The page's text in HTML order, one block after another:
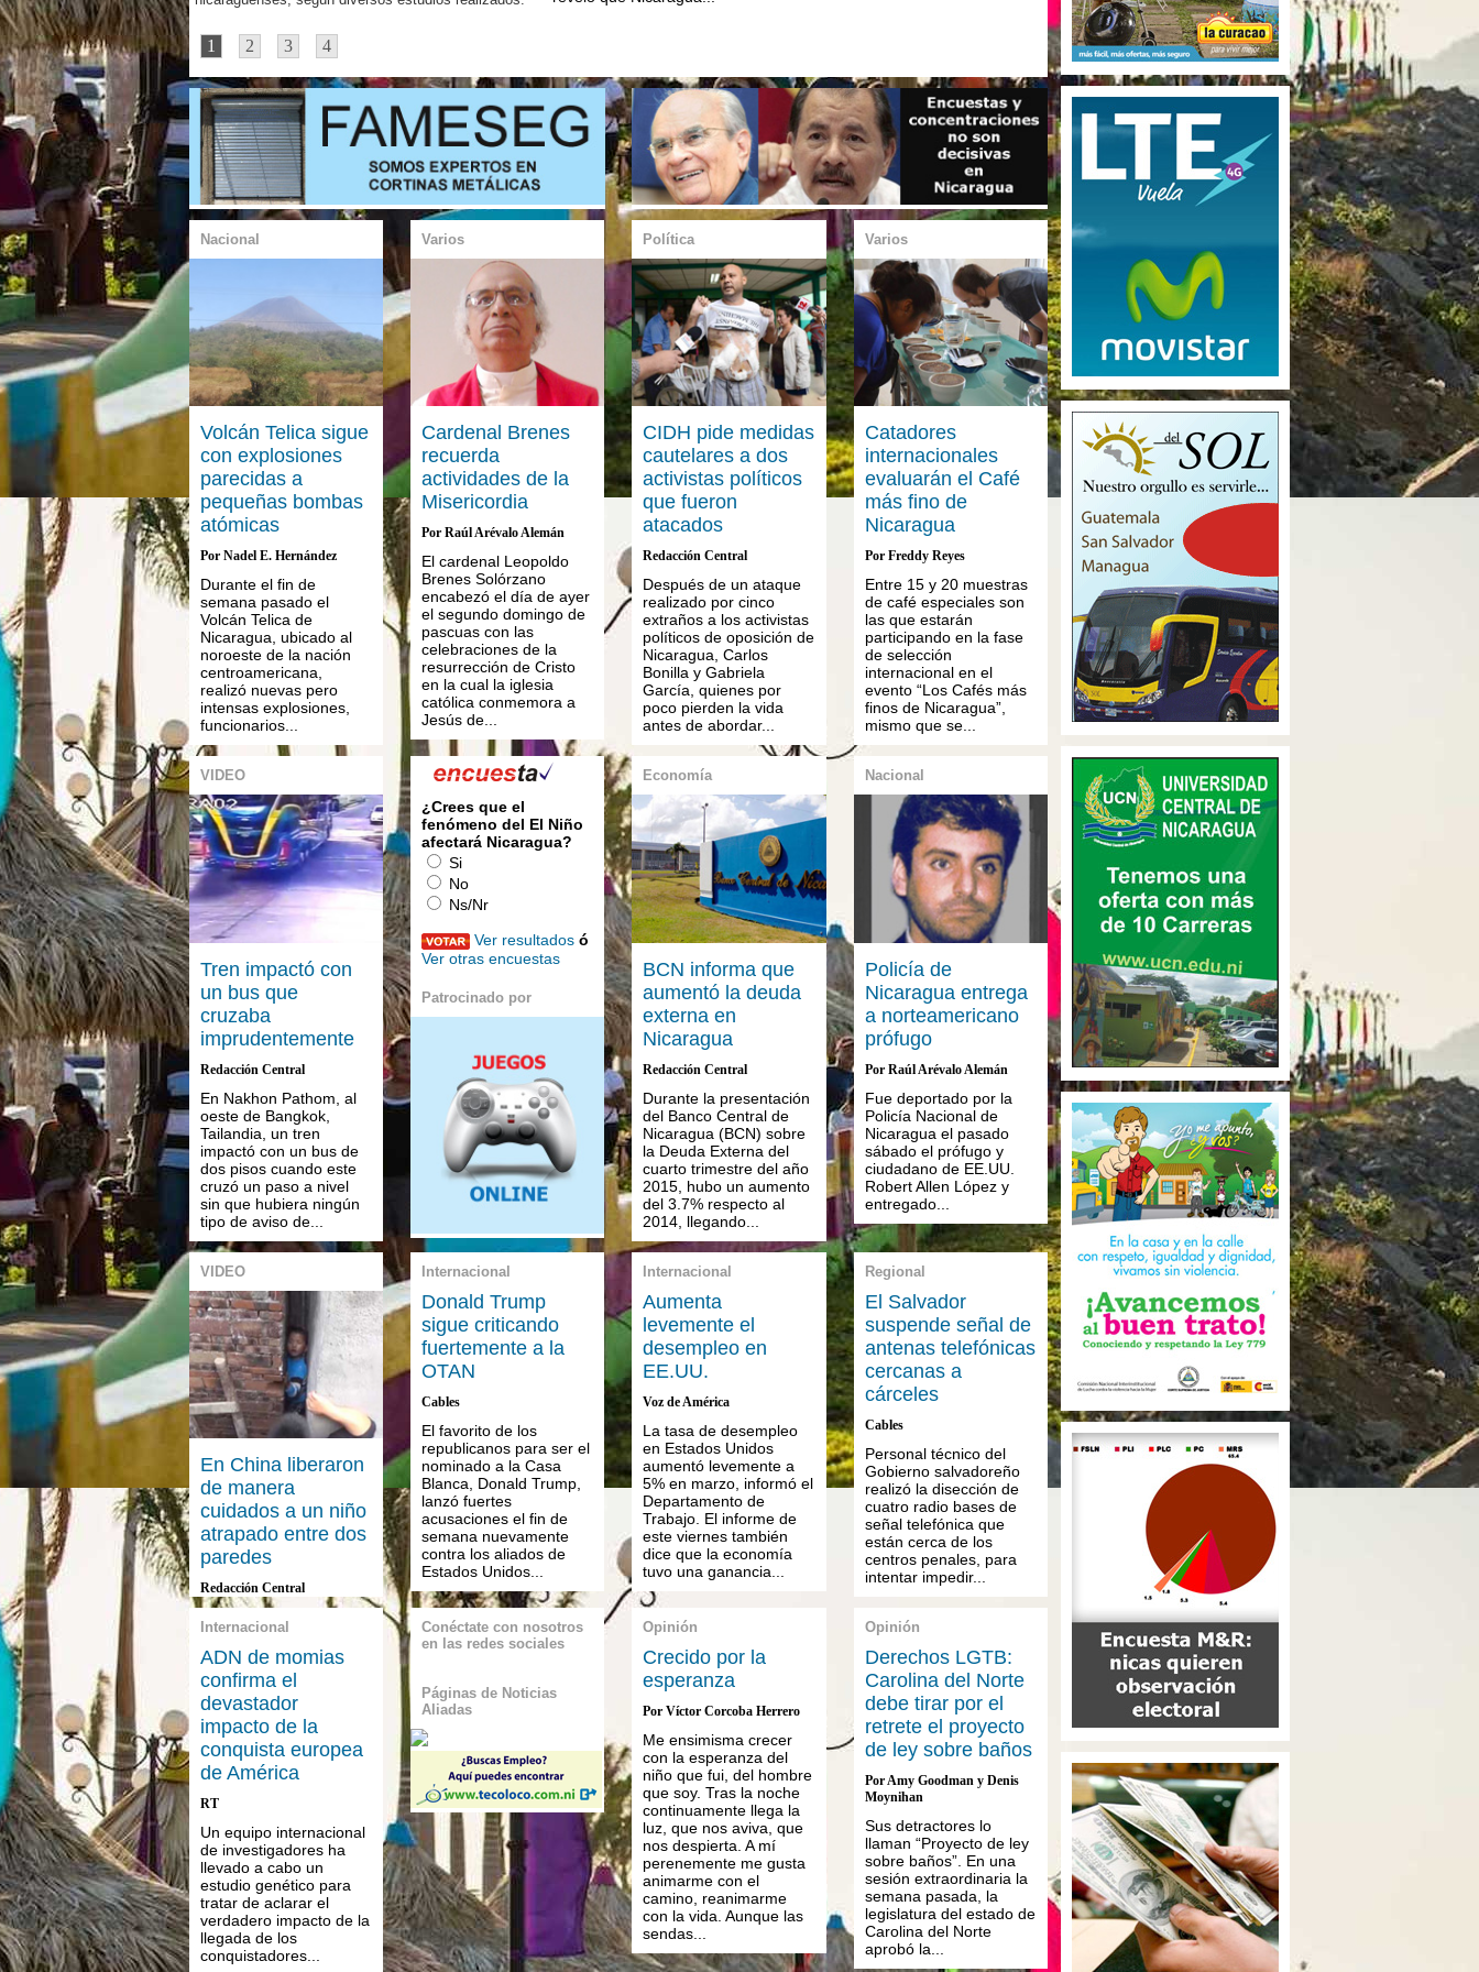
1 2 3 4
Nacional
Volcán Telica sigue
con explosiones
parecidas a
pequeñas bombas
atómicas
Por Nadel E. Hernández
Durante el fin de
semana pasado el
Volcán Telica de
Nicaragua, ubicado al
noroeste de la nación
centroamericana,
realizó nuevas pero
intensas explosiones,
funcionarios...
Varios
Cardenal Brenes
recuerda
actividades de la
Misericordia
Por Raúl Arévalo Alemán
El cardenal Leopoldo
Brenes Solórzano
encabezó el día de ayer
el segundo domingo de
pascuas con las
celebraciones de la
resurrección de Cristo
en la cual la iglesia
católica conmemora a
Jesús de...
Política
CIDH pide medidas
cautelares a dos
activistas políticos
que fueron
atacados
Redacción Central
Después de un ataque
realizado por cinco
extraños a los activistas
políticos de oposición de
Nicaragua, Carlos
Bonilla y Gabriela
García, quienes por
poco pierden la vida
antes de abordar...
Varios
Catadores
internacionales
evaluarán el Café
más fino de
Nicaragua
Por Freddy Reyes
Entre 15 y 20 muestras
de café especiales son
las que estarán
participando en la fase
de selección
internacional en el
evento “Los Cafés más
finos de Nicaragua”,
mismo que se...
VIDEO
Tren impactó con
un bus que
cruzaba
imprudentemente
Redacción Central
En Nakhon Pathom, al
oeste de Bangkok,
Tailandia, un tren
impactó con un bus de
dos pisos cuando este
cruzó un paso a nivel
sin que hubiera ningún
tipo de aviso de...
¿Crees que el
fenómeno del El Niño
afectará Nicaragua?
Si
No
Ns/Nr
Ver resultados ó
Ver otras encuestas
Patrocinado por
Economía
BCN informa que
aumentó la deuda
externa en
Nicaragua
Redacción Central
Durante la presentación
del Banco Central de
Nicaragua (BCN) sobre
la Deuda Externa del
cuarto trimestre del año
2015, hubo un aumento
del 3.7% respecto al
2014, llegando...
Nacional
Policía de
Nicaragua entrega
a norteamericano
prófugo
Por Raúl Arévalo Alemán
Fue deportado por la
Policía Nacional de
Nicaragua el pasado
sábado el prófugo y
ciudadano de EE.UU.
Robert Allen López y
entregado...
VIDEO
En China liberaron
de manera
cuidados a un niño
atrapado entre dos
paredes
Redacción Central
Internacional
Donald Trump
sigue criticando
fuertemente a la
OTAN
Cables
El favorito de los
republicanos para ser el
nominado a la Casa
Blanca, Donald Trump,
lanzó fuertes
acusaciones el fin de
semana nuevamente
contra los aliados de
Estados Unidos...
Internacional
Aumenta
levemente el
desempleo en
EE.UU.
Voz de América
La tasa de desempleo
en Estados Unidos
aumentó levemente a
5% en marzo, informó el
Departamento de
Trabajo. El informe de
este viernes también
dice que la economía
tuvo una ganancia...
Regional
El Salvador
suspende señal de
antenas telefónicas
cercanas a
cárceles
Cables
Personal técnico del
Gobierno salvadoreño
realizó la disección de
cuatro radio bases de
señal telefónica que
están cerca de los
centros penales, para
intentar impedir...
Internacional
ADN de momias
confirma el
devastador
impacto de la
conquista europea
de América
RT
Un equipo internacional
de investigadores ha
llevado a cabo un
estudio genético para
tratar de aclarar el
verdadero impacto de la
llegada de los
conquistadores...
Conéctate con nosotros
en las redes sociales
Páginas de Noticias
Aliadas
Opinión
Crecido por la
esperanza
Por Víctor Corcoba Herrero
Me ensimisma crecer
con la esperanza del
niño que fui, del hombre
que soy. Tras la noche
continuamente llega la
luz, que nos aviva, que
nos despierta. A mí
perenemente me gusta
animarme con el
camino, reanimarme
con la vida. Aunque las
sendas...
Opinión
Derechos LGTB:
Carolina del Norte
debe tirar por el
retrete el proyecto
de ley sobre baños
Por Amy Goodman y Denis
Moynihan
Sus detractores lo
llaman “Proyecto de ley
sobre baños”. En una
sesión extraordinaria la
semana pasada, la
legislatura del estado de
Carolina del Norte
aprobó la...